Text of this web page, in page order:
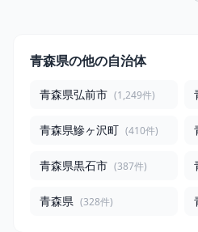
青森県の他の自治体
青森県弘前市 (1,249件)
青森県鰺ヶ沢町 (410件)
青森県黒石市 (387件)
青森県 (328件)